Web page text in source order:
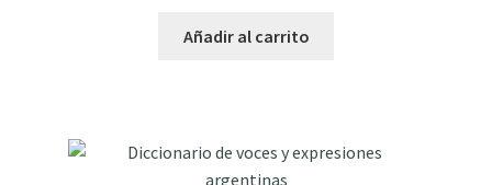
Añadir al carrito